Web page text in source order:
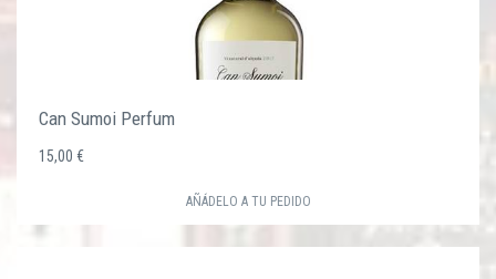
Can Sumoi Perfum
15,00 €
AÑÁDELO A TU PEDIDO